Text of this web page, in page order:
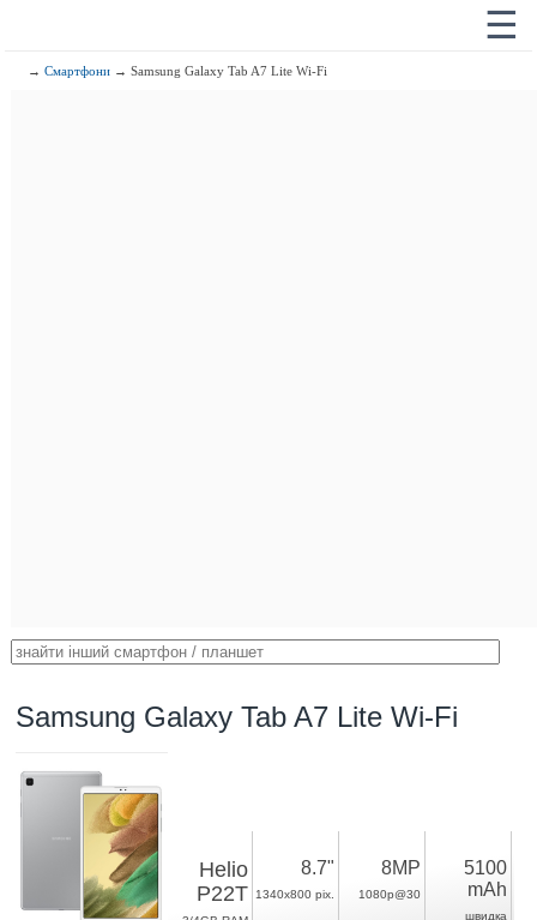
☰
→Смартфони → Samsung Galaxy Tab A7 Lite Wi-Fi
Samsung Galaxy Tab A7 Lite Wi-Fi
Helio
P22T
8.7"
1340x800 pix.
8MP
1080p@30
5100
mAh
швидка